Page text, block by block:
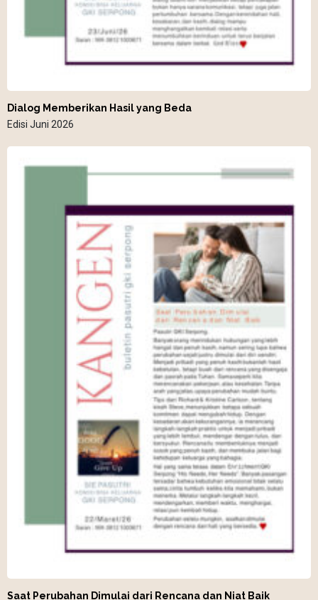
Dialog Memberikan Hasil yang Beda
Edisi Juni 2026
Saat Perubahan Dimulai dari Rencana dan Niat Baik